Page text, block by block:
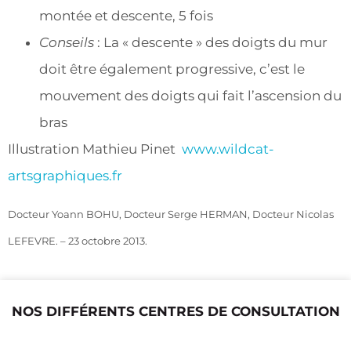
montée et descente, 5 fois
Conseils : La « descente » des doigts du mur
doit être également progressive, c’est le
mouvement des doigts qui fait l’ascension du
bras
Illustration Mathieu Pinet www.wildcat-
artsgraphiques.fr
Docteur Yoann BOHU, Docteur Serge HERMAN, Docteur Nicolas
LEFEVRE. – 23 octobre 2013.
NOS DIFFÉRENTS CENTRES DE CONSULTATION